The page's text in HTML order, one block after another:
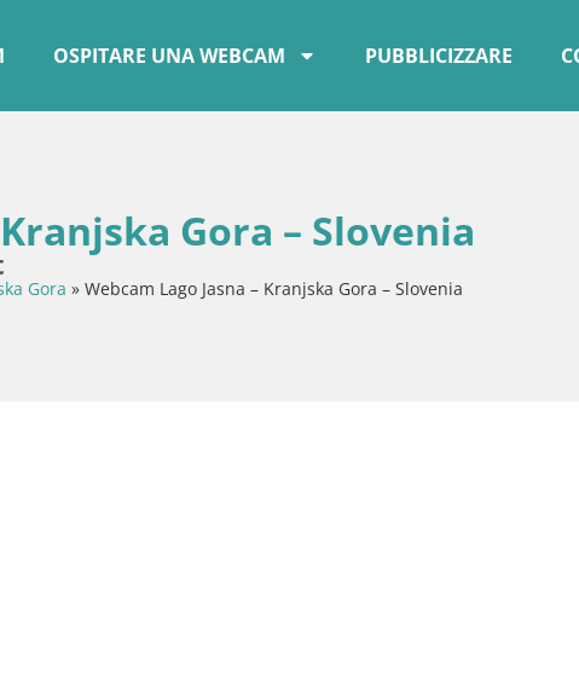
OSPITARE UNA WEBCAM PUBBLICIZZARE
Gora – Slovenia
Gora » Webcam Lago Jasna – Kranjska Gora – Slovenia